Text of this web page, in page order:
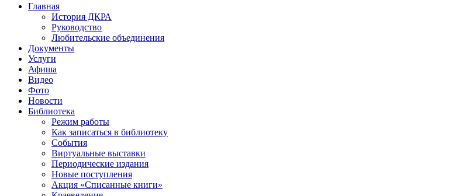
Главная
История ДКРА
Руководство
Любительские объединения
Документы
Услуги
Афиша
Видео
Фото
Новости
Библиотека
Режим работы
Как записаться в библиотеку
События
Виртуальные выставки
Периодические издания
Новые поступления
Акция «Списанные книги»